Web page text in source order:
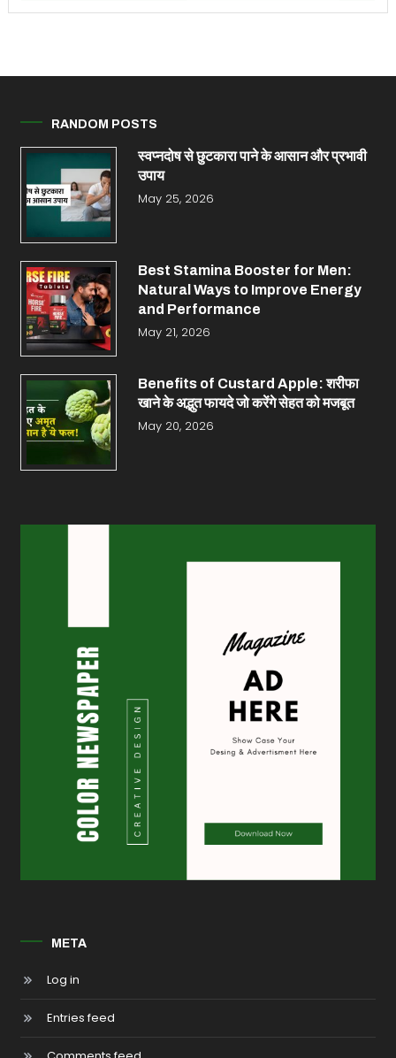
RANDOM POSTS
स्वप्नदोष से छुटकारा पाने के आसान और प्रभावी
उपाय
May 25, 2026
Best Stamina Booster for Men:
Natural Ways to Improve Energy
and Performance
May 21, 2026
Benefits of Custard Apple: शरीफा
खाने के अद्भुत फायदे जो करेंगे सेहत को मजबूत
May 20, 2026
META
Log in
Entries feed